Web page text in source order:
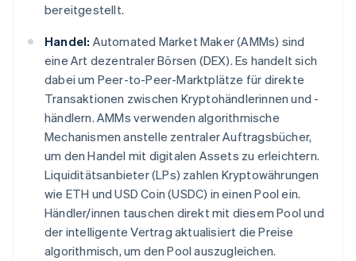
bereitgestellt.
Handel: Automated Market Maker (AMMs) sind
eine Art dezentraler Börsen (DEX). Es handelt sich
dabei um Peer-to-Peer-Marktplätze für direkte
Transaktionen zwischen Kryptohändlerinnen und -
händlern. AMMs verwenden algorithmische
Mechanismen anstelle zentraler Auftragsbücher,
um den Handel mit digitalen Assets zu erleichtern.
Liquiditätsanbieter (LPs) zahlen Kryptowährungen
wie ETH und USD Coin (USDC) in einen Pool ein.
Händler/innen tauschen direkt mit diesem Pool und
der intelligente Vertrag aktualisiert die Preise
algorithmisch, um den Pool auszugleichen.